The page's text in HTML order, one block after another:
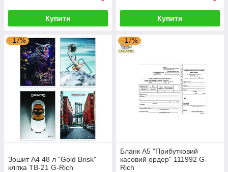
Купити Купити
–17%
Зошит A4 48 л "Gold Brisk"
клітка ТВ-21 G-Rich
–17%
Бланк А5 "Прибутковий
касовий ордер" 111992 G-
Rich